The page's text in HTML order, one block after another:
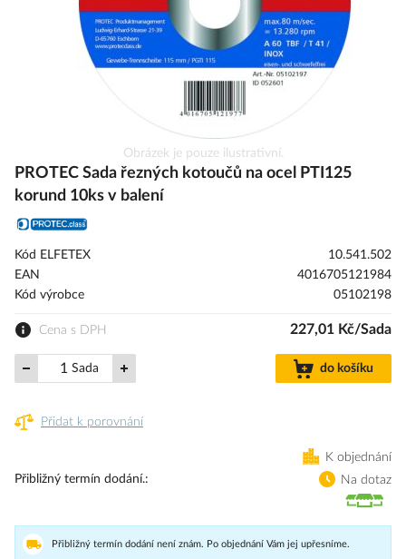
na
začátek
s
Obrázek je pouze ilustrativní.
PROTEC Sada řezných kotoučů na ocel PTI125
korund 10ks v balení
Kód ELFETEX
10.541.502
EAN
4016705121984
Kód výrobce
05102198
Cena s DPH 227,01 Kč/Sada
Sada do košíku
Přidat k porovnání
K objednání
Přibližný termín dodání.
Na dotaz
Přibližný termín dodání není znám. Po objednání Vám jej upřesníme.